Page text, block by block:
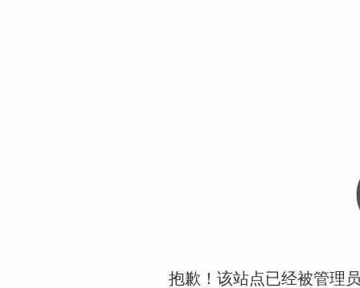
抱歉！该站点已经被管理